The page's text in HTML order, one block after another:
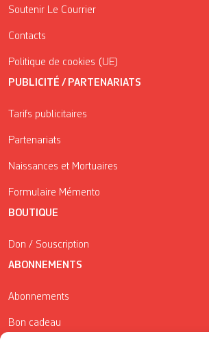
Soutenir Le Courrier
Contacts
Politique de cookies (UE)
PUBLICITÉ / PARTENARIATS
Tarifs publicitaires
Partenariats
Naissances et Mortuaires
Formulaire Mémento
BOUTIQUE
Don / Souscription
ABONNEMENTS
Abonnements
Bon cadeau